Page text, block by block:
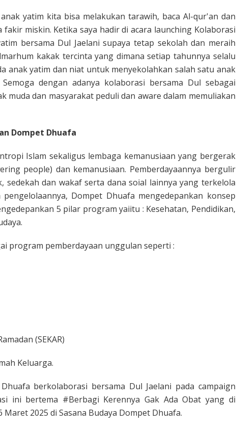
yatim kita bisa melakukan tarawih, baca Al-qur'an dan
miskin. Ketika saya hadir di acara launching Kolaborasi
bersama Dul Jaelani supaya tetap sekolah dan meraih
kakak tercinta yang dimana setiap tahunnya selalu
anak yatim dan niat untuk menyekolahkan salah satu anak
dengan adanya kolaborasi bersama Dul sebagai
muda dan masyarakat peduli dan aware dalam memuliakan
Dompet Dhuafa
Islam sekaligus lembaga kemanusiaan yang bergerak
people) dan kemanusiaan. Pemberdayaannya bergulir
sedekah dan wakaf serta dana soial lainnya yang terkelola
Dompet Dhuafa mengedepankan konsep
5 pilar program yaiitu : Kesehatan, Pendidikan,
program pemberdayaan unggulan seperti :
(SEKAR)
Keluarga.
berkolaborasi bersama Dul Jaelani pada campaign
ini bertema #Berbagi Kerennya Gak Ada Obat yang di
2025 di Sasana Budaya Dompet Dhuafa.